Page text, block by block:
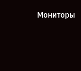
Мониторы